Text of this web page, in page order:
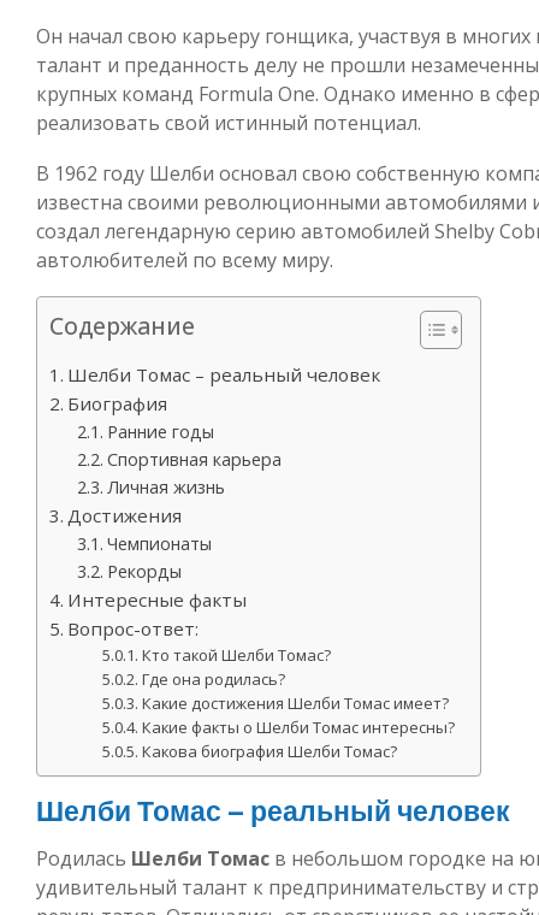
Он начал свою карьеру гонщика, участвуя в
талант и преданность делу не прошли
крупных команд Formula One. Однако именно в
реализовать свой истинный потенциал.
В 1962 году Шелби основал свою собственную
известна своими революционными
создал легендарную серию автомобилей Shelby
автолюбителей по всему миру.
Содержание
Шелби Томас – реальный человек
Биография
Ранние годы
Спортивная карьера
Личная жизнь
Достижения
Чемпионаты
Рекорды
Интересные факты
Вопрос-ответ:
Кто такой Шелби Томас?
Где она родилась?
Какие достижения Шелби Томас имеет?
Какие факты о Шелби Томас интересны?
Какова биография Шелби Томас?
Шелби Томас – реальный человек
Родилась Шелби Томас в небольшом городке на
удивительный талант к предпринимательству и